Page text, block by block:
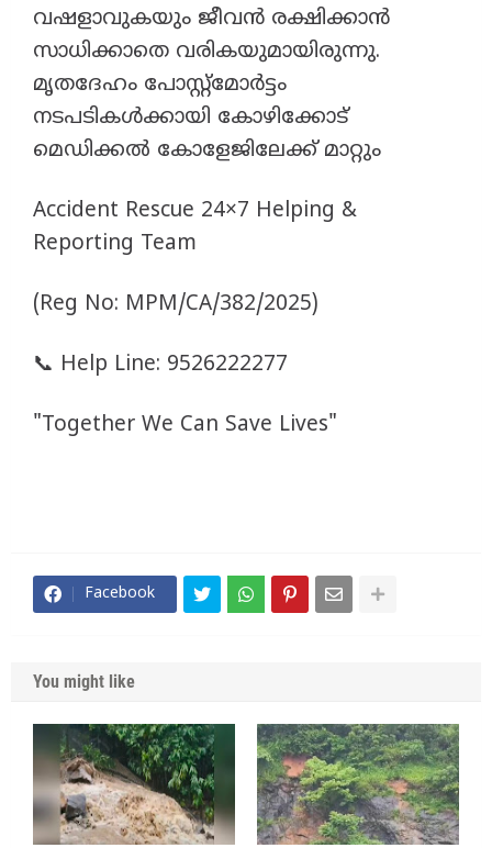
വഷളാവുകയും ജീവൻ രക്ഷിക്കാൻ
സാധിക്കാതെ വരികയുമായിരുന്നു.
മൃതദേഹം പോസ്റ്റ്മോർട്ടം
നടപടികൾക്കായി കോഴിക്കോട്
മെഡിക്കൽ കോളേജിലേക്ക് മാറ്റും
Accident Rescue 24×7 Helping &
Reporting Team
(Reg No: MPM/CA/382/2025)
📞 Help Line: 9526222277
"Together We Can Save Lives"
Facebook
You might like